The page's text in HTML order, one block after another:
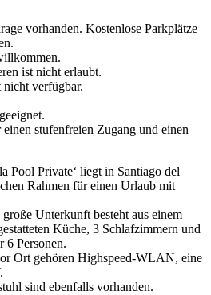
vorhanden. Kostenlose Parkplätze
ist nicht erlaubt.
verfügbar.
stufenfreien Zugang und einen
Pool Private‘ liegt in Santiago del
Rahmen für einen Urlaub mit
Unterkunft besteht aus einem
Küche, 3 Schlafzimmern und
6 Personen.
Ort gehören Highspeed-WLAN, eine
sind ebenfalls vorhanden.